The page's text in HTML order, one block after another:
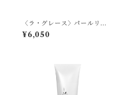
〈ラ・グレース〉パールリッ
チクリーム優美 JMBA2021
優秀賞
¥6,050